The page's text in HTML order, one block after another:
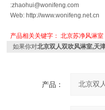
:zhaohui@wonifeng.com
Web: http://www.wonifeng.net.cn
产品相关关键字： 北京苏净风淋室
如果你对北京双人双吹风淋室,天
产品：